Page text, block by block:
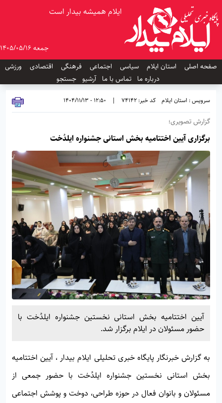
ایلام همیشه بیدار است
جمعه 1405/05/16
صفحه اصلی
استان ایلام سیاسی اجتماعی فرهنگی اقتصادی
ورزشی
درباره ما تماس با ما آرشیو جستجو
سرویس : استان ایلام کد خبر: 74142 |
12:50 - 1404/11/13
گزارش تصویری؛
برگزاری آیین اختتامیه بخش استانی جشنواره ایلدُخت
آیین اختتامیه بخش استانی نخستین جشنواره ایلدُخت با
حضور مسئولان در ایلام برگزار شد.
به گزارش خبرنگار پایگاه خبری تحلیلی ایلام بیدار ، آیین اختتامیه
بخش استانی نخستین جشنواره ایلدُخت با حضور جمعی از
مسئولان و بانوان فعال در حوزه طراحی، دوخت و پوشش اجتماعی